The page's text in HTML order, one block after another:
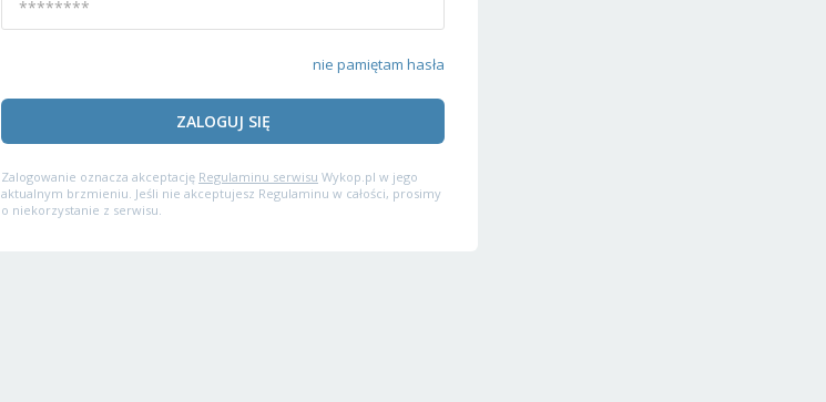
nie pamiętam hasła
ZALOGUJ SIĘ
Zalogowanie oznacza akceptację Regulaminu serwisu Wykop.pl w jego
aktualnym brzmieniu. Jeśli nie akceptujesz Regulaminu w całości, prosimy
o niekorzystanie z serwisu.